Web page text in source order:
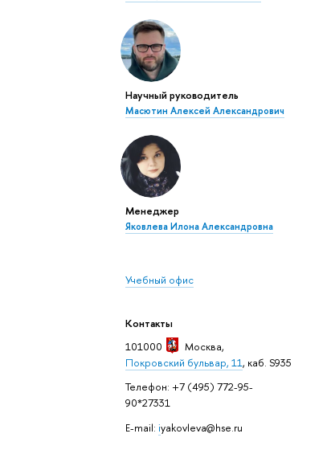
Научный руководитель
Масютин Алексей Александрович
Менеджер
Яковлева Илона Александровна
Учебный офис
Контакты
101000
Москва,
Покровский бульвар, 11, каб. S935
Телефон: +7 (495) 772-95-
90*27331
E-mail: iyakovleva@hse.ru